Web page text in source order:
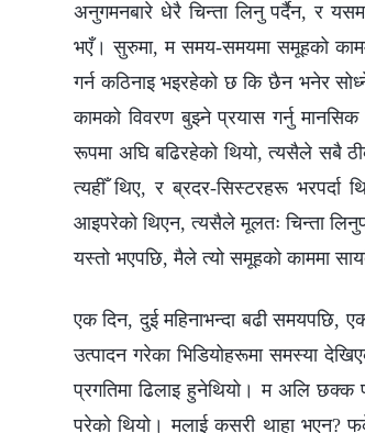
अनुगमनबारे धेरै चिन्ता लिनु पर्दैन, र
भएँ। सुरुमा, म समय-समयमा समूहको
गर्न कठिनाइ भइरहेको छ कि छैन भनेर
कामको विवरण बुझ्ने प्रयास गर्नु
रूपमा अघि बढिरहेको थियो, त्यसैले सबै
त्यहीँ थिए, र ब्रदर-सिस्टरहरू भरपर्दा
आइपरेको थिएन, त्यसैले मूलतः चिन्ता
यस्तो भएपछि, मैले त्यो समूहको काममा
एक दिन, दुई महिनाभन्दा बढी समयपछि,
उत्पादन गरेका भिडियोहरूमा समस्या
प्रगतिमा ढिलाइ हुनेथियो। म अलि
परेको थियो। मलाई कसरी थाहा भएन?